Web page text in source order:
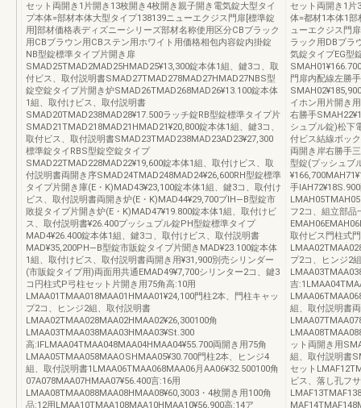
セット両開き1片開き13枚開き4枚開き親子開き電気錠大型タイ
プ本体=部材本体大型タイプ138139ニューエクジス門扉[標準錠
用]部材価格表ディズニーシリーズ部材名称使用区分CBブラック
用CBブラウン用CBステン用ホワイト用価格相包内容錠内掛錠
NB型錠標準タイプ片開き扉
SMAD25TMAD2MAD25HMAD25¥13,300錠本体1組、鍵3コ、取
付ビス、取付説明書SMAD27TMAD278MAD27HMAD27NBS型
錠空錠タイプ片開き炉SMAD26TMAD268MAD26¥13.100錠本体
1組、取付けビス、取付説明書
SMAD20TMAD238MAD28¥17.500ラッチ錠RB型錠標準タイプ片
SMAD21TMAD218MAD21HMAD21¥20,800錠本体1組、鍵3コ、
取付ビス、取付説明書SMAD23TMAD238MAD23AD23¥27,300
標準錠タイRBS型錠空錠タイプ
SMAD22TMAD228MAD22¥19,600錠本体1組、取付けビス、取
付説明書両開き序SMAD24TMAD248MAD24¥26,600RH型錠標準
タイプ片開き庫(E・K)MAD43¥23,100錠本体1組、鍵3コ、取付け
ビス、取付説明書両開き炉(E・K)MAD44¥29,700プlH―B型錠市
敗捉タイプ片開き炉(E・K)MAD47¥19.800錠本体1組、取付けビ
ス、取付説明書¥26.400プッシュプル錠PH型錠標準タイプ
MAD4¥26.400錠本体1組、鍵3コ、取付けビス、取付説明書
MAD¥35,200PH―B型錠市販錠タイプ片聞きMAD¥23.100錠本体
1組、取付けビス、取付説明書両開き用¥31,900別売シリンダー
(市販錠タイプ用)両面用共通EMAD49¥7,700シリンター2コ、鍵3
コ円柱式P弓柱セット片開き用75角高:10用
LMAA01TMAA018MAA01HMAA01¥24,100門柱2本、門柱キャッ
プ2コ、ヒンジ2組、取付説明書
LMAA02TMAA028MAA02HMAA02¥26,300100角
LMAA03TMAA038MAA03HMAA03¥St.300
高:lFLMAA04TMAA048MAA04HMAA04¥55.700両開き用75角
LMAA05TMAA058MAAOSHMAA05¥30.700門柱2本、ヒンジ4
組、取付説明書1LMAA06TMAA068MAA06月AA06¥32.500100角
07A078MAA07HMAA07¥56.400言:16用
LMAA08TMAA088MAA08HMAA08¥60,3003・4枚開き用100角
品:12用LMAA10TMAA108MAA10HMAA10¥56,900高:14ア
セット両開き1片
体=都材1本体1部
ューエクジス門
ラック用DBブラ
気錠タイプEG型
門扉内配線左勝
イホン用片開き
右勝手
シュプル錠)松下
付ビス結線ボッ
両開き岸右勝手
型錠(プッシュブ
手
フ2コ、組立部品
取付ビス門柱式
プ2コ、ヒンジ2
吉
組、取付説明書
ット両開き用
組、取付説明書
セット
ビス、落し孔フ